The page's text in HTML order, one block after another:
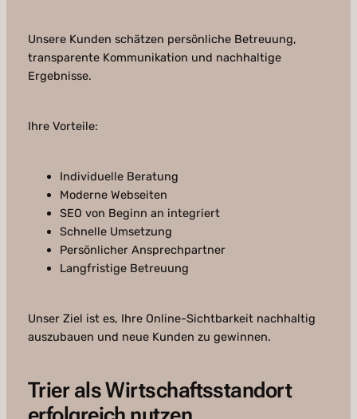
Unsere Kunden schätzen persönliche Betreuung,
transparente Kommunikation und nachhaltige
Ergebnisse.
Ihre Vorteile:
Individuelle Beratung
Moderne Webseiten
SEO von Beginn an integriert
Schnelle Umsetzung
Persönlicher Ansprechpartner
Langfristige Betreuung
Unser Ziel ist es, Ihre Online-Sichtbarkeit nachhaltig
auszubauen und neue Kunden zu gewinnen.
Trier als Wirtschaftsstandort